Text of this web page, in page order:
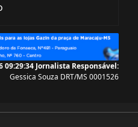
09:29:35 Jornalista Responsável:
Gessica Souza DRT/MS 0001526